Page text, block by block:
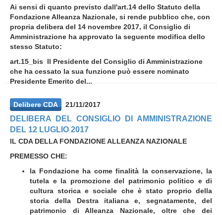
Ai sensi di quanto previsto dall'art.14 dello Statuto della
Fondazione Alleanza Nazionale, si rende pubblico che, con
propria delibera del 14 novembre 2017, il Consiglio di
Amministrazione ha approvato la seguente modifica dello
stesso Statuto:
art.15_bis Il Presidente del Consiglio di Amministrazione
che ha cessato la sua funzione può essere nominato
Presidente Emerito del...
Delibere CDA 21/11/2017
DELIBERA DEL CONSIGLIO DI AMMINISTRAZIONE
DEL 12 LUGLIO 2017
IL CDA DELLA FONDAZIONE ALLEANZA NAZIONALE
PREMESSO CHE:
la Fondazione ha come finalità la conservazione, la
tutela e la promozione del patrimonio politico e di
cultura storica e sociale che è stato proprio della
storia della Destra italiana e, segnatamente, del
patrimonio di Alleanza Nazionale, oltre che dei